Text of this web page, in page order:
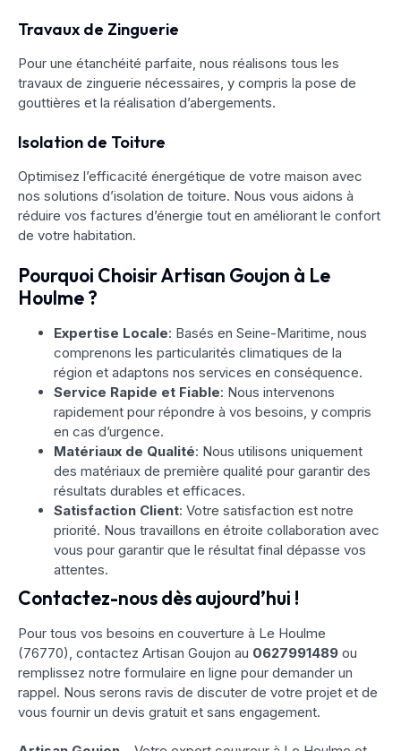
Travaux de Zinguerie
Pour une étanchéité parfaite, nous réalisons tous les
travaux de zinguerie nécessaires, y compris la pose de
gouttières et la réalisation d’abergements.
Isolation de Toiture
Optimisez l’efficacité énergétique de votre maison avec
nos solutions d’isolation de toiture. Nous vous aidons à
réduire vos factures d’énergie tout en améliorant le confort
de votre habitation.
Pourquoi Choisir Artisan Goujon à Le
Houlme ?
Expertise Locale: Basés en Seine-Maritime, nous
comprenons les particularités climatiques de la
région et adaptons nos services en conséquence.
Service Rapide et Fiable: Nous intervenons
rapidement pour répondre à vos besoins, y compris
en cas d’urgence.
Matériaux de Qualité: Nous utilisons uniquement
des matériaux de première qualité pour garantir des
résultats durables et efficaces.
Satisfaction Client: Votre satisfaction est notre
priorité. Nous travaillons en étroite collaboration avec
vous pour garantir que le résultat final dépasse vos
attentes.
Contactez-nous dès aujourd’hui !
Pour tous vos besoins en couverture à Le Houlme
(76770), contactez Artisan Goujon au 0627991489 ou
remplissez notre formulaire en ligne pour demander un
rappel. Nous serons ravis de discuter de votre projet et de
vous fournir un devis gratuit et sans engagement.